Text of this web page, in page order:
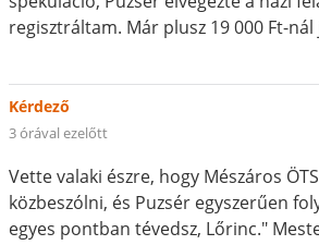
regisztráltam. Már plusz 19 000 Ft-nál
Kérdező
3 órával ezelőtt
Vette valaki észre, hogy Mészáros
közbeszólni, és Puzsér egyszerűen
egyes pontban tévedsz, Lőrinc."